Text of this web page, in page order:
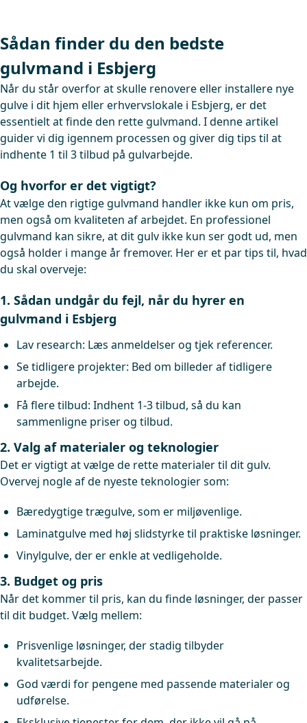
Sådan finder du den bedste
gulvmand i Esbjerg
Når du står overfor at skulle renovere eller installere nye
gulve i dit hjem eller erhvervslokale i Esbjerg, er det
essentielt at finde den rette gulvmand. I denne artikel
guider vi dig igennem processen og giver dig tips til at
indhente 1 til 3 tilbud på gulvarbejde.
Og hvorfor er det vigtigt?
At vælge den rigtige gulvmand handler ikke kun om pris,
men også om kvaliteten af arbejdet. En professionel
gulvmand kan sikre, at dit gulv ikke kun ser godt ud, men
også holder i mange år fremover. Her er et par tips til, hvad
du skal overveje:
1. Sådan undgår du fejl, når du hyrer en
gulvmand i Esbjerg
Lav research: Læs anmeldelser og tjek referencer.
Se tidligere projekter: Bed om billeder af tidligere
arbejde.
Få flere tilbud: Indhent 1-3 tilbud, så du kan
sammenligne priser og tilbud.
2. Valg af materialer og teknologier
Det er vigtigt at vælge de rette materialer til dit gulv.
Overvej nogle af de nyeste teknologier som:
Bæredygtige trægulve, som er miljøvenlige.
Laminatgulve med høj slidstyrke til praktiske løsninger.
Vinylgulve, der er enkle at vedligeholde.
3. Budget og pris
Når det kommer til pris, kan du finde løsninger, der passer
til dit budget. Vælg mellem:
Prisvenlige løsninger, der stadig tilbyder
kvalitetsarbejde.
God værdi for pengene med passende materialer og
udførelse.